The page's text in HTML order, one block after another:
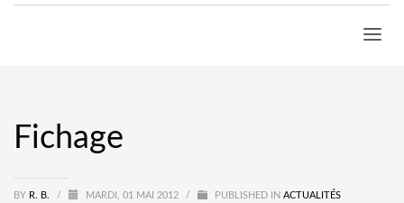
Fichage
BY R. B. / MARDI, 01 MAI 2012 / PUBLISHED IN ACTUALITÉS